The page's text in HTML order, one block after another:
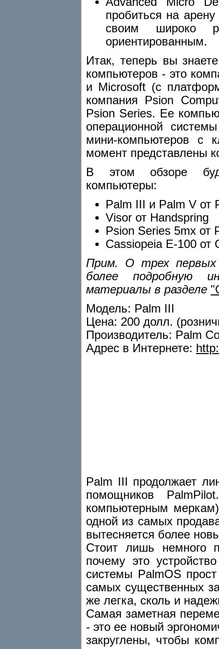
пробиться на
своим широко
ориентированным.
Итак, теперь вы
компьютеров - это
и Microsoft (с
компания Psion
Psion Series. Ее
операционной
мини-компьютеров с
момент представлены
В этом обзоре
компьютеры:
Palm III и Palm V от
Visor от Handspring
Psion Series 5mx от
Cassiopeia E-100 от
Прим. О трех
более подробную
материалы в разделе
Модель: Palm III
Цена: 200 долл.
Производитель: Palm
Адрес в Интернете:
Palm III продолжает
помощников
компьютерным
одной из самых
вытесняется более
Стоит лишь немного
почему это
системы PalmOS
самых существенных
же легка, сколь и
Самая заметная
- это ее новый
закруглены, чтобы